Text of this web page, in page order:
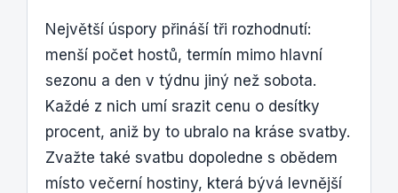
Největší úspory přináší tři rozhodnutí:
menší počet hostů, termín mimo hlavní
sezonu a den v týdnu jiný než sobota.
Každé z nich umí srazit cenu o desítky
procent, aniž by to ubralo na kráse svatby.
Zvažte také svatbu dopoledne s obědem
místo večerní hostiny, která bývá levnější